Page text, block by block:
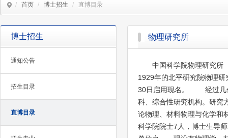
/ 首页 / 博士招生 / 直博目录
博士招生
通知公告
招生目录
直博目录
物理研究所
中国科学院物理研究所
1929年的北平研究院物理
30日启用现名。 经过几代
科、综合性研究机构。研究
论物理、材料物理与化学和
科学院院士7人，博士生导